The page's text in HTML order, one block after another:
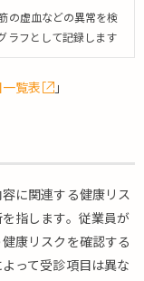
の虚血などの異常を検
ラフとして記録します
覧表 」
に関連する健康リス
指します。従業員が
康リスクを確認する
って受診項目は異な